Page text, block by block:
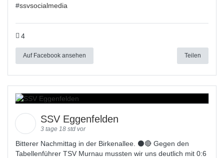
#ssvsocialmedia
4
Auf Facebook ansehen Teilen
SSV Eggenfelden
3 tage 18 std vor
Bitterer Nachmittag in der Birkenallee. ⚫🔴 Gegen den
Tabellenführer TSV Murnau mussten wir uns deutlich mit 0:6